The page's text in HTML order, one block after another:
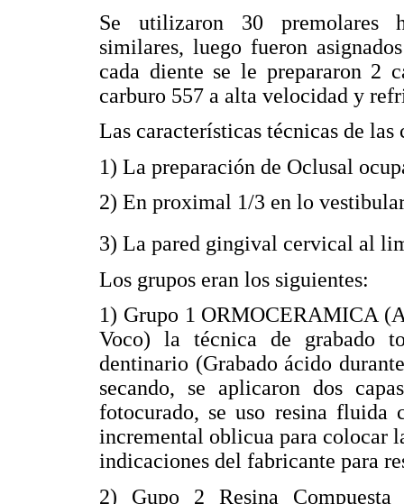
Se utilizaron 30 premolares
similares, luego fueron
cada diente se le prepararon 2
carburo 557 a alta velocidad y
Las características técnicas de las
1) La preparación de Oclusal
2) En proximal 1/3 en lo
3) La pared gingival cervical al
Los grupos eran los siguientes:
1) Grupo 1 ORMOCERAMICA
Voco) la técnica de grabado
dentinario (Grabado ácido
secando, se aplicaron dos
fotocurado, se uso resina
incremental oblicua para colocar
indicaciones del fabricante para
2) Gupo 2 Resina